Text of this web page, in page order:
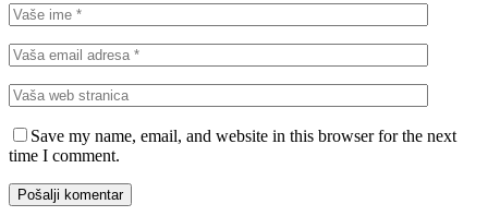
Save my name, email, and website in this browser for the next
time I comment.